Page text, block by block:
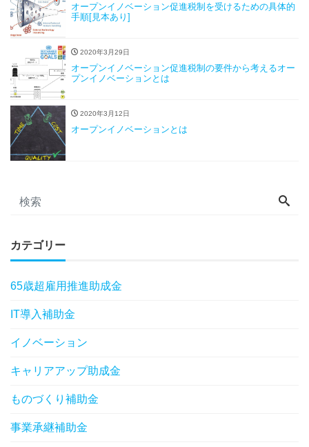
オープンイノベーション促進税制を受けるための具体的
手順[見本あり]
2020年3月29日
オープンイノベーション促進税制の要件から考えるオー
プンイノベーションとは
2020年3月12日
オープンイノベーションとは
カテゴリー
65歳超雇用推進助成金
IT導入補助金
イノベーション
キャリアアップ助成金
ものづくり補助金
事業承継補助金